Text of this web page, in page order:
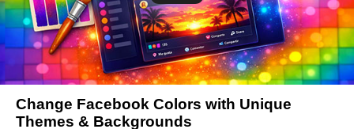
Change Facebook Colors with Unique
Themes & Backgrounds